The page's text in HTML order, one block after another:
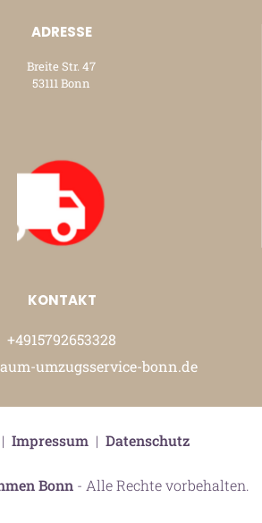
ADRESSE
Breite Str. 47
53111 Bonn
KONTAKT
+4915792653328
umzugsservice-bonn.de
Bonn - Alle Rechte vorbehalten.
Impressum| Datenschutz